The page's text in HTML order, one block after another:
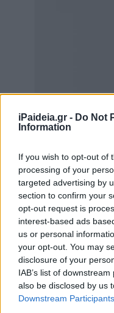
iPaideia.gr - Do Not
Information
If you wish to opt-out of
processing of your
targeted advertising by
section to confirm your
opt-out request is
interest-based ads
us or personal
your opt-out. You may
disclosure of your
IAB’s list of
also be disclosed by us
Downstream Participants
Παιδιά και έφηβοι,
υποβλήθηκαν σε τεστ
εβδομαδιαία βάση,
συμπτωμάτων, στο